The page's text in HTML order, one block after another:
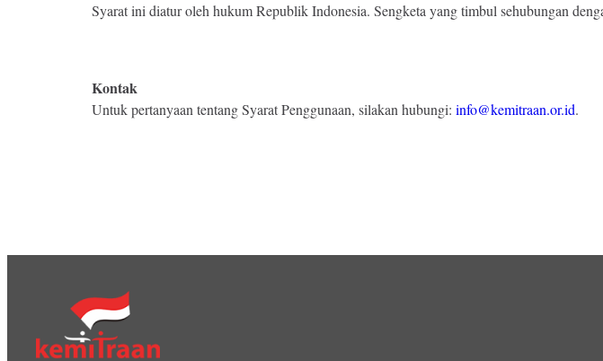
Syarat ini diatur oleh hukum Republik Indonesia. Sengketa yang timbul sehubungan
Kontak
Untuk pertanyaan tentang Syarat Penggunaan, silakan hubungi: info@kemitraan.or.id.